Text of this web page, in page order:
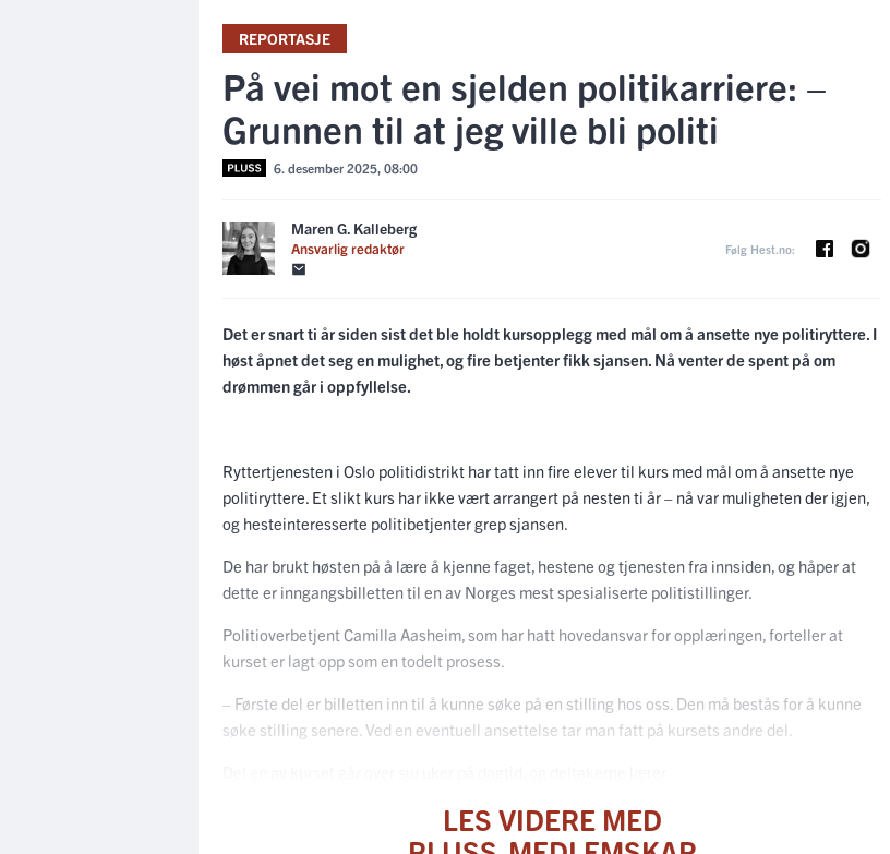
REPORTASJE
På vei mot en sjelden politikarriere: –
Grunnen til at jeg ville bli politi
6. desember 2025, 08:00
Maren G. Kalleberg
Ansvarlig redaktør Følg Hest.no:
Det er snart ti år siden sist det ble holdt kursopplegg med mål om å ansette nye politiryttere. I
høst åpnet det seg en mulighet, og fire betjenter fikk sjansen. Nå venter de spent på om
drømmen går i oppfyllelse.
Ryttertjenesten i Oslo politidistrikt har tatt inn fire elever til kurs med mål om å ansette nye
politiryttere. Et slikt kurs har ikke vært arrangert på nesten ti år – nå var muligheten der igjen,
og hesteinteresserte politibetjenter grep sjansen.
De har brukt høsten på å lære å kjenne faget, hestene og tjenesten fra innsiden, og håper at
dette er inngangsbilletten til en av Norges mest spesialiserte politistillinger.
Politioverbetjent Camilla Aasheim, som har hatt hovedansvar for opplæringen, forteller at
kurset er lagt opp som en todelt prosess.
– Første del er billetten inn til å kunne søke på en stilling hos oss. Den må bestås for å kunne
søke stilling senere. Ved en eventuell ansettelse tar man fatt på kursets andre del.
LES VIDERE MED